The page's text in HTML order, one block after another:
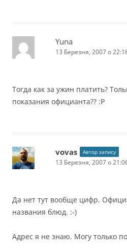
Yuna
13 Березня, 2007 о
Тогда как за ужин платить?
показания официанта?? :Р
vovas Автор запису
13 Березня, 2007 о
Да нет тут вообще цифр.
названия блюд. :-)
Адрес я не знаю. Могу только